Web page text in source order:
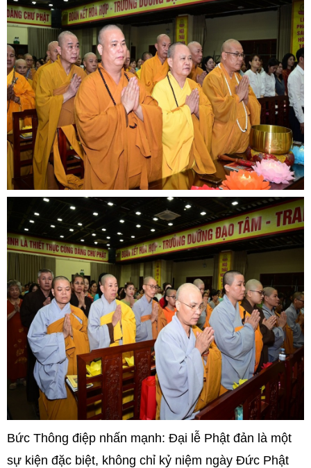
Bức Thông điệp nhấn mạnh: Đại lễ Phật đản là một
sự kiện đặc biệt, không chỉ kỷ niệm ngày Đức Phật